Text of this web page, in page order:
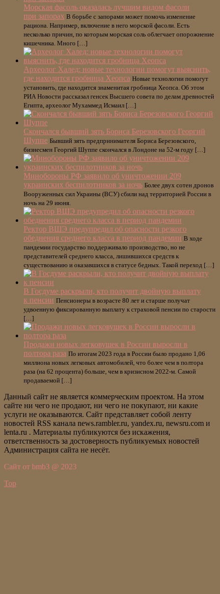
Морская фасоль оказалась лучшим видом фасоли
при запорах В борьбе с запорами может помочь изменение
рациона. Например, включение в него морской фасоли. Есть
несколько причин, по которым морская соль облегчает опорожнение
кишечника. Много […]
Археолог Халед: новые технологии помогут выяснить,
где находится гробница Хеопса Новые технологии помогут
установить, где находится знаменитая гробница Хеопса. Об этом
РИА Новости рассказал генсек Высшего совета по делам древностей
Египта, археолог Мухаммед Исмаил […]
Скончался бывший зять Бориса Березовского Георгий
Шуппе Бывший зять предпринимателя Бориса Березовского,
бизнесмен Георгий Шуппе скончался в Лондоне на 52-м году […]
Минобороны РФ заявило об уничтожении 209
украинских беспилотников за ночь Более двух сотен дронов
Вооруженных сил Украины (ВСУ) сбили над территорией России в
ночь на 29 июня.
Ректор ВШЭ предупредил об опасности резкого
обеднения среднего класса в период пандемии В ходе
пандемии государство поддерживало производство, но не
представителей среднего класса, лишившихся средств к
существованию и оказавшихся в статусе бедных. Такой переход […]
В Госдуме раскрыли, кто получит двойную выплату
к пенсии Пенсионеры в возрасте 80 лет и старше получат
удвоенную фиксированную выплату к страховой пенсии по старости
[…]
Продажи новых легковушек в России выросли в
полтора раза По итогам 2023 года в России было продано 1,06
миллиона новых легковых автомобилей, что более чем в полтора
раза (на 62 процента) больше, чем в кризисном 2022-м. Самой
продаваемой […]
Данный сайт не является коммерческим проектом. На этом
сайте ни чего не продают, ни чего не покупают, ни какие
услуги не оказываются. Сайт представляет собой ленту
новостей RSS канала news.rambler.ru, yandex.ru, newsru.com и
lenta.ru . Материалы публикуются без искажения,
ответственность за достоверность публикуемых новостей
Администрация сайта не несёт.
Сайт от bmb3 @ 2023
Top